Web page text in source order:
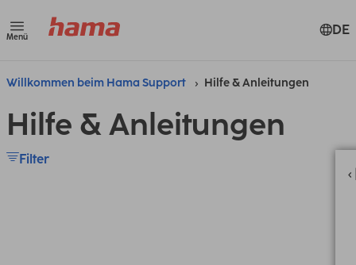
Menü DE
Willkommen beim Hama Support Hilfe & Anleitungen
Hilfe & Anleitungen
Filter